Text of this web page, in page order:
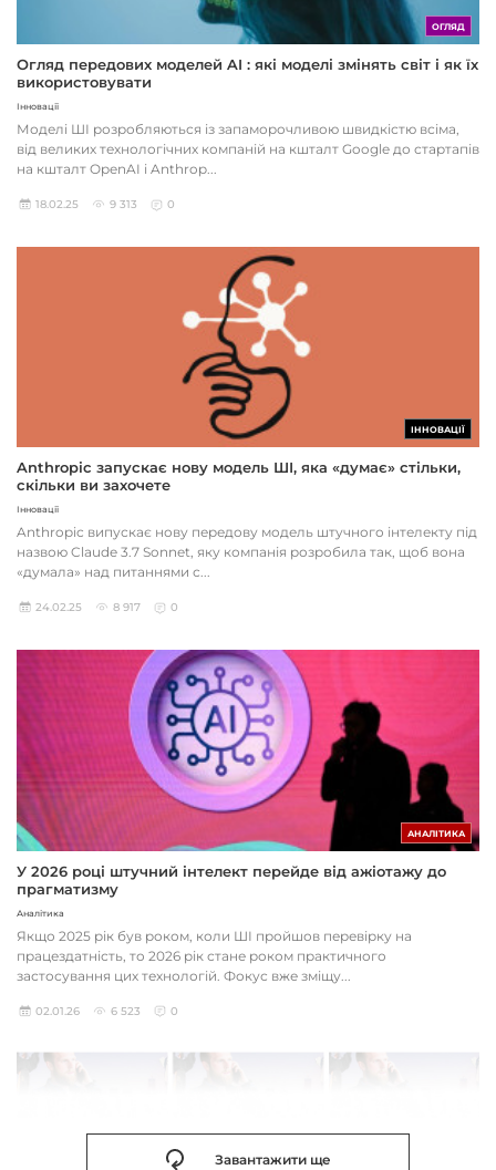
ОГЛЯД
Огляд передових моделей AI : які моделі змінять світ і як їх
використовувати
Інновації
Моделі ШІ розробляються із запаморочливою швидкістю всіма,
від великих технологічних компаній на кшталт Google до стартапів
на кшталт OpenAI і Anthrop...
18.02.25 9 313 0
ІННОВАЦІЇ
Anthropic запускає нову модель ШІ, яка «думає» стільки,
скільки ви захочете
Інновації
Anthropic випускає нову передову модель штучного інтелекту під
назвою Claude 3.7 Sonnet, яку компанія розробила так, щоб вона
«думала» над питаннями с...
24.02.25 8 917 0
АНАЛІТИКА
У 2026 році штучний інтелект перейде від ажіотажу до
прагматизму
Аналітика
Якщо 2025 рік був роком, коли ШІ пройшов перевірку на
працездатність, то 2026 рік стане роком практичного
застосування цих технологій. Фокус вже зміщу...
02.01.26 6 523 0
Завантажити ще